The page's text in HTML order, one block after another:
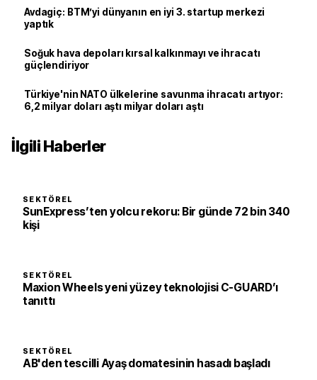
Avdagiç: BTM’yi dünyanın en iyi 3. startup merkezi
yaptık
Soğuk hava depoları kırsal kalkınmayı ve ihracatı
güçlendiriyor
Türkiye'nin NATO ülkelerine savunma ihracatı artıyor:
6,2 milyar doları aştı milyar doları aştı
İlgili Haberler
SEKTÖREL
SunExpress’ten yolcu rekoru: Bir günde 72 bin 340
kişi
SEKTÖREL
Maxion Wheels yeni yüzey teknolojisi C-GUARD’ı
tanıttı
SEKTÖREL
AB'den tescilli Ayaş domatesinin hasadı başladı